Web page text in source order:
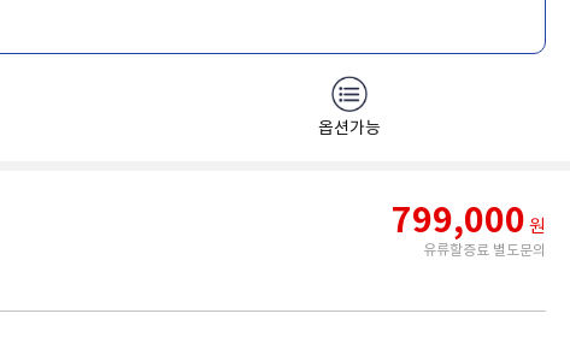
옵션가능
799,000 원
유류할증료 별도문의